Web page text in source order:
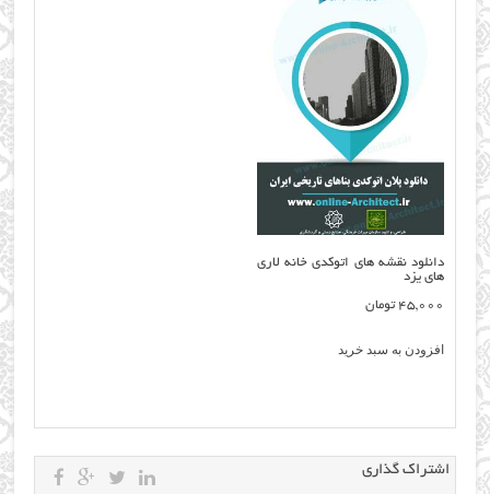
دانلود نقشه های اتوکدی خانه لاری
های یزد
45,000 تومان
افزودن به سبد خرید
اشتراک گذاری